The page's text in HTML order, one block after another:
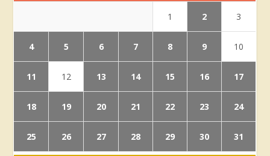
1 2 3
4 5 6 7 8 9 10
11 12 13 14 15 16 17
18 19 20 21 22 23 24
25 26 27 28 29 30 31